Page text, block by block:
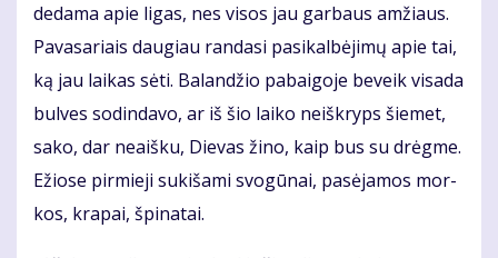
de­da­ma apie li­gas, nes vi­sos jau gar­baus am­žiaus.
Pa­va­sa­riais dau­giau ran­da­si pa­si­kal­bė­ji­mų apie tai,
ką jau lai­kas sė­ti. Ba­lan­džio pa­bai­go­je be­veik vi­sa­da
bul­ves so­din­da­vo, ar iš šio lai­ko ne­iš­kryps šie­met,
sa­ko, dar ne­aiš­ku, Die­vas ži­no, kaip bus su drėg­me.
Ežio­se pir­mie­ji su­ki­ša­mi svo­gū­nai, pa­sė­ja­mos mor­
kos, kra­pai, špi­na­tai.